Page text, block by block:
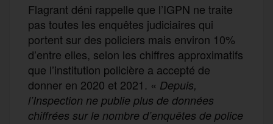
Flagrant déni rappelle que l’IGPN ne traite
pas toutes les enquêtes judiciaires qui
portent sur des policiers mais environ 10%
d’entre elles, selon les chiffres approximatifs
que l’institution policière a accepté de
donner en 2020 et 2021. « Depuis,
l’Inspection ne publie plus de données
chiffrées sur le nombre d’enquêtes de police